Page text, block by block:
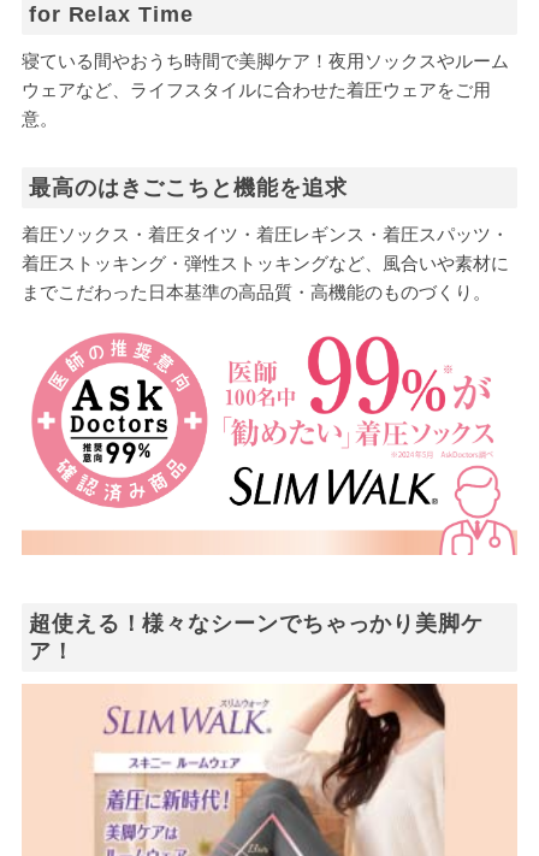
for Relax Time
寝ている間やおうち時間で美脚ケア！夜用ソックスやルーム
ウェアなど、ライフスタイルに合わせた着圧ウェアをご用
意。
最高のはきごこちと機能を追求
着圧ソックス・着圧タイツ・着圧レギンス・着圧スパッツ・
着圧ストッキング・弾性ストッキングなど、風合いや素材に
までこだわった日本基準の高品質・高機能のものづくり。
超使える！様々なシーンでちゃっかり美脚ケ
ア！